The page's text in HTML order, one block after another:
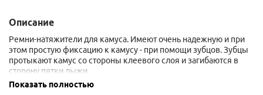
Описание
Ремни-натяжители для камуса. Имеют очень надежную и при
этом простую фиксацию к камусу - при помощи зубцов. Зубцы
протыкают камус со стороны клеевого слоя и загибаются в
сторону пятки лыжи.
Совместимы со следующими задними креплениями камуса:
Показать полностью